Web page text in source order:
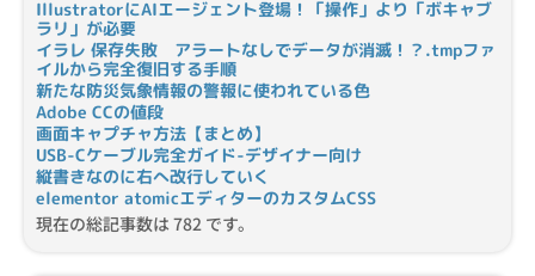
IllustratorにAIエージェント登場！「操作」より「ボキャブ
ラリ」が必要
イラレ 保存失敗 アラートなしでデータが消滅！？.tmpファ
イルから完全復旧する手順
新たな防災気象情報の警報に使われている色
Adobe CCの値段
画面キャプチャ方法【まとめ】
USB-Cケーブル完全ガイド-デザイナー向け
縦書きなのに右へ改行していく
elementor atomicエディターのカスタムCSS
現在の総記事数は 782 です。